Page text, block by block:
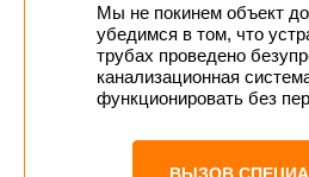
Мы не покинем объект
убедимся в том, что
трубах проведено
канализационная
функционировать без
ВЫЗОВ